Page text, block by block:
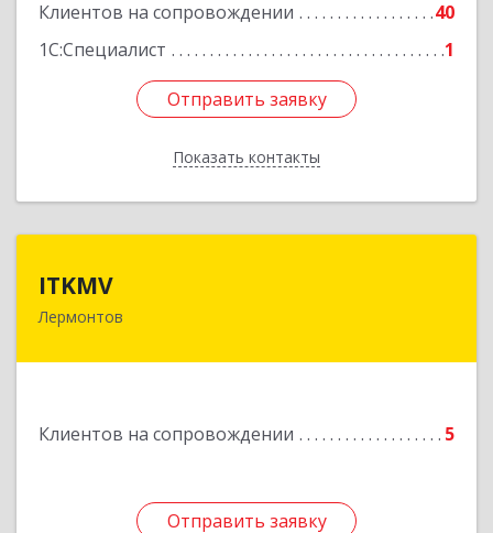
Клиентов на сопровождении
40
1С:Специалист
1
Отправить заявку
Показать контакты
Подробнее
Отправить заявку
Назад
ITKMV
Лермонтов
Клиентов на сопровождении 5
Отправить заявку
Отправить заявку